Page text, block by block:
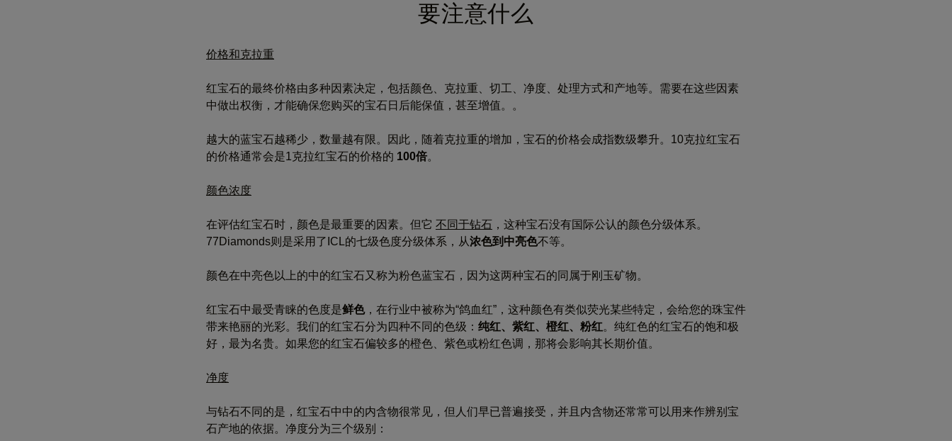
要注意什么
价格和克拉重
红宝石的最终价格由多种因素决定，包括颜色、克拉重、切工、净度、处理方式和产地等。需要在这些因素
中做出权衡，才能确保您购买的宝石日后能保值，甚至增值。。
越大的蓝宝石越稀少，数量越有限。因此，随着克拉重的增加，宝石的价格会成指数级攀升。10克拉红宝石
的价格通常会是1克拉红宝石的价格的 100倍。
颜色浓度
在评估红宝石时，颜色是最重要的因素。但它 不同于钻石 ，这种宝石没有国际公认的颜色分级体系。
77Diamonds则是采用了ICL的七级色度分级体系，从浓色到中亮色不等。
颜色在中亮色以上的中的红宝石又称为粉色蓝宝石，因为这两种宝石的同属于刚玉矿物。
红宝石中最受青睐的色度是鲜色，在行业中被称为“鸽血红”，这种颜色有类似荧光某些特定，会给您的珠宝件
带来艳丽的光彩。我们的红宝石分为四种不同的色级： 纯红、紫红、橙红、粉红。纯红色的红宝石的饱和极
好，最为名贵。如果您的红宝石偏较多的橙色、紫色或粉红色调，那将会影响其长期价值。
净度
与钻石不同的是，红宝石中中的内含物很常见，但人们早已普遍接受，并且内含物还常常可以用来作辨别宝
石产地的依据。净度分为三个级别：